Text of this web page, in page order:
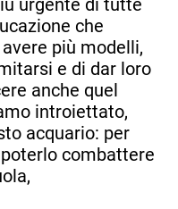
urgente di tutte
che
più modelli,
e di dar loro
anche quel
introiettato,
acquario: per
combattere